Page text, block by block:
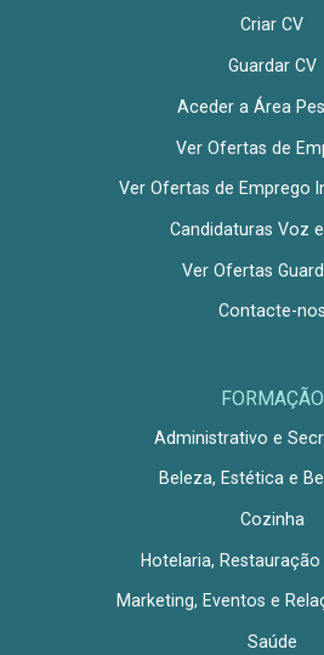
Criar CV
Guardar CV
Aceder a Área
Ver Ofertas de
Ver Ofertas de Emprego
Candidaturas Voz
Ver Ofertas
Contacte-nos
FORMAÇÃO
Administrativo e
Beleza, Estética e
Cozinha
Hotelaria,
Marketing, Eventos e
Saúde